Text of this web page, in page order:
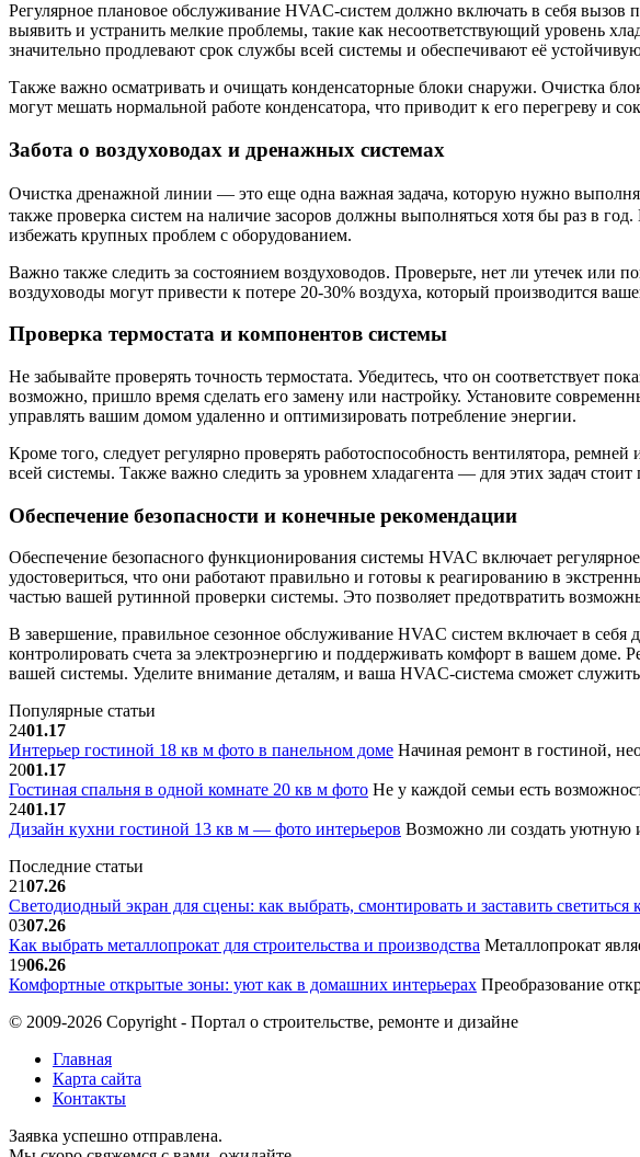
Регулярное плановое обслуживание HVAC-систем должно включать в себя вызов
выявить и устранить мелкие проблемы, такие как несоответствующий уровень
значительно продлевают срок службы всей системы и обеспечивают её
Также важно осматривать и очищать конденсаторные блоки снаружи. Очистка
могут мешать нормальной работе конденсатора, что приводит к его перегреву и
Забота о воздуховодах и дренажных системах
Очистка дренажной линии — это еще одна важная задача, которую нужно
также проверка систем на наличие засоров должны выполняться хотя бы раз в
избежать крупных проблем с оборудованием.
Важно также следить за состоянием воздуховодов. Проверьте, нет ли утечек
воздуховоды могут привести к потере 20-30% воздуха, который производится
Проверка термостата и компонентов системы
Не забывайте проверять точность термостата. Убедитесь, что он соответствует
возможно, пришло время сделать его замену или настройку. Установите
управлять вашим домом удаленно и оптимизировать потребление энергии.
Кроме того, следует регулярно проверять работоспособность вентилятора,
всей системы. Также важно следить за уровнем хладагента — для этих задач
Обеспечение безопасности и конечные рекомендации
Обеспечение безопасного функционирования системы HVAC включает
удостовериться, что они работают правильно и готовы к реагированию в
частью вашей рутинной проверки системы. Это позволяет предотвратить
В завершение, правильное сезонное обслуживание HVAC систем включает в
контролировать счета за электроэнергию и поддерживать комфорт в вашем
вашей системы. Уделите внимание деталям, и ваша HVAC-система сможет
Популярные статьи
2401.17
Интерьер гостиной 18 кв м фото в панельном доме Начиная ремонт в гостиной,
2001.17
Гостиная спальня в одной комнате 20 кв м фото Не у каждой семьи есть
2401.17
Дизайн кухни гостиной 13 кв м — фото интерьеров Возможно ли создать
Последние статьи
2107.26
Светодиодный экран для сцены: как выбрать, смонтировать и заставить светиться
0307.26
Как выбрать металлопрокат для строительства и производства Металлопрокат
1906.26
Комфортные открытые зоны: уют как в домашних интерьерах Преобразование
© 2009-2026 Copyright - Портал о строительстве, ремонте и дизайне
Главная
Карта сайта
Контакты
Заявка успешно отправлена.